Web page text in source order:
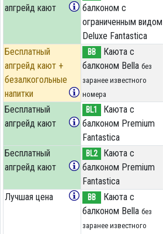
апгрейд кают
балконом c
ограниченным видом
Deluxe Fantastica
Бесплатный
апгрейд кают +
безалкогольные
напитки
BB
Каюта с
балконом Bella без
заранее известного
номера
Бесплатный
апгрейд кают
BL1
Каюта с
балконом Premium
Fantastica
Бесплатный
апгрейд кают
BL2
Каюта с
балконом Premium
Fantastica
Лучшая цена BB
Каюта с
балконом Bella без
заранее известного